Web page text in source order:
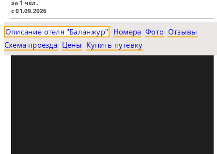
за 1 чел.
с 01.09.2026
Описание отеля "Баланжур" Номера Фото Отзывы
Схема проезда Цены Купить путевку